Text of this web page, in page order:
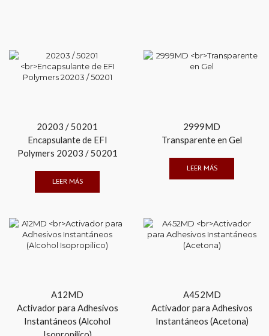
20203 / 50201
Encapsulante de EFI
Polymers 20203 / 50201
LEER MÁS
2999MD
Transparente en Gel
LEER MÁS
A12MD
Activador para Adhesivos
Instantáneos (Alcohol
A452MD
Activador para Adhesivos
Instantáneos (Acetona)